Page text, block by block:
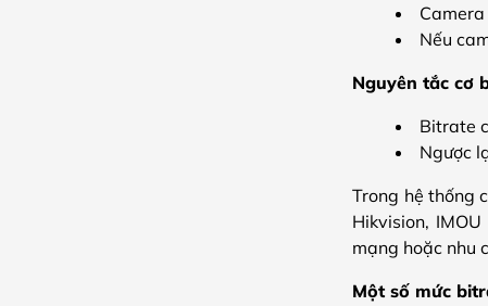
Nếu
Nguyên tắc cơ
Bitrate
Ngược
Trong hệ thống
Hikvision,
mạng hoặc nhu
Một số mức